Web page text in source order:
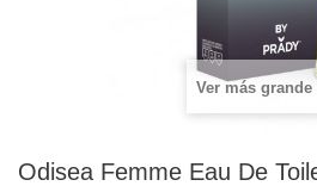
Ver más grande
Odisea Femme Eau De